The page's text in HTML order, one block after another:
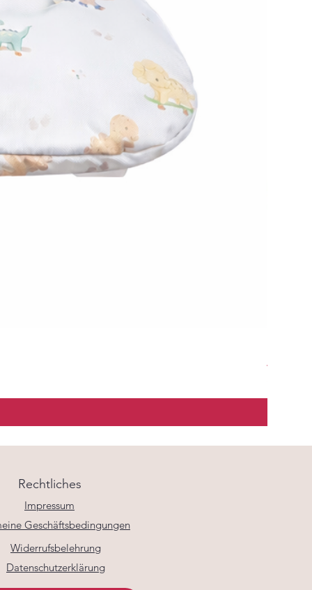
Preis
46,90 €
Rechtliches
Impressum
Geschäftsbedingungen
Widerrufsbelehrung
Datenschutzerklärung